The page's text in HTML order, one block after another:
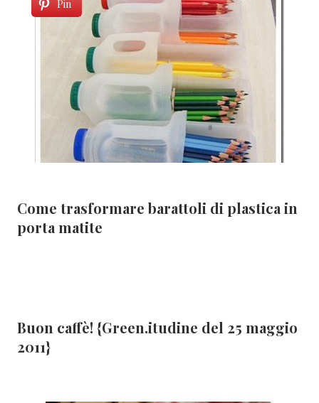
Pin
Come trasformare barattoli di plastica in
porta matite
Buon caffè! {Green.itudine del 25 maggio
2011}